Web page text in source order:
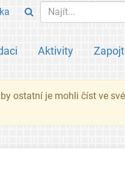
Aktivity
ostatní je mohli číst ve